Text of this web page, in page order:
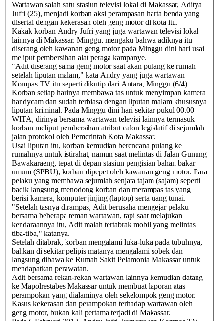
Wartawan salah satu stasiun televisi lokal di Makassar, Aditya
Jufri (25), menjadi korban aksi perampasan harta benda yang
disertai dengan kekerasan oleh geng motor di kota itu.
Kakak korban Andry Jufri yang juga wartawan televisi lokal
lainnya di Makassar, Minggu, mengaku bahwa adiknya itu
diserang oleh kawanan geng motor pada Minggu dini hari usai
meliput pembersihan alat peraga kampanye.
"Adit diserang sama geng motor saat akan pulang ke rumah
setelah liputan malam," kata Andry yang juga wartawan
Kompas TV itu seperti dikutip dari Antara, Minggu (6/4).
Korban setiap harinya membawa tas untuk menyimpan kamera
handycam dan sudah terbiasa dengan liputan malam khususnya
liputan kriminal. Pada Minggu dini hari sekitar pukul 00.00
WITA, dirinya bersama wartawan televisi lainnya termasuk
korban meliput pembersihan atribut calon legislatif di sejumlah
jalan protokol oleh Pemerintah Kota Makassar.
Usai liputan itu, korban kemudian berencana pulang ke
rumahnya untuk istirahat, namun saat melintas di Jalan Gunung
Bawakaraeng, tepat di depan stasiun pengisian bahan bakar
umum (SPBU), korban dipepet oleh kawanan geng motor. Para
pelaku yang membawa sejumlah senjata tajam (sajam) seperti
badik langsung menodong korban dan merampas tas yang
berisi kamera, komputer jinjing (laptop) serta uang tunai.
"Setelah tasnya dirampas, Adit berusaha mengejar pelaku
bersama beberapa teman wartawan, tapi saat melajukan
kendaraannya itu, Adit malah tertabrak mobil yang melintas
tiba-tiba," katanya.
Setelah ditabrak, korban mengalami luka-luka pada tubuhnya,
bahkan di sekitar pelipis matanya mengalami sobek dan
langsung dibawa ke Rumah Sakit Pelamonia Makassar untuk
mendapatkan perawatan.
Adit bersama rekan-rekan wartawan lainnya kemudian datang
ke Mapolrestabes Makassar untuk membuat laporan atas
perampokan yang dialaminya oleh sekelompok geng motor.
Kasus kekerasan dan perampokan terhadap wartawan oleh
geng motor, bukan kali pertama terjadi di Makassar.